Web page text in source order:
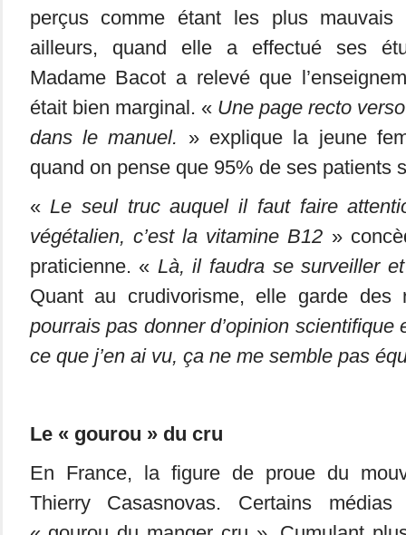
perçus comme étant les plus
ailleurs, quand elle a effectué ses
Madame Bacot a relevé que
était bien marginal. « Une page recto
dans le manuel. » explique la jeune
quand on pense que 95% de ses patients
«Le seul truc auquel il faut faire
végétalien, c’est la vitamine B12 »
praticienne. « Là, il faudra se surveiller
Quant au crudivorisme, elle garde
pourrais pas donner d’opinion scientifique
ce que j’en ai vu, ça ne me semble pas
Le « gourou » du cru
En France, la figure de proue du
Thierry Casasnovas. Certains